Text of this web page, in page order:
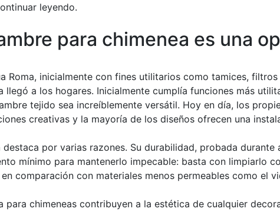
leyendo.
para chimenea es una
Roma, inicialmente con fines utilitarios como tamices,
a los hogares. Inicialmente cumplía funciones más
tejido sea increíblemente versátil. Hoy en día, los
creativas y la mayoría de los diseños ofrecen una
por varias razones. Su durabilidad, probada
mínimo para mantenerlo impecable: basta con limpiarlo
comparación con materiales menos permeables como el
para chimeneas contribuyen a la estética de cualquier